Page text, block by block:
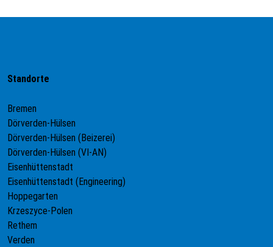
Standorte
Bremen
Dörverden-Hülsen
Dörverden-Hülsen (Beizerei)
Dörverden-Hülsen (VI-AN)
Eisenhüttenstadt
Eisenhüttenstadt (Engineering)
Hoppegarten
Krzeszyce-Polen
Rethem
Verden